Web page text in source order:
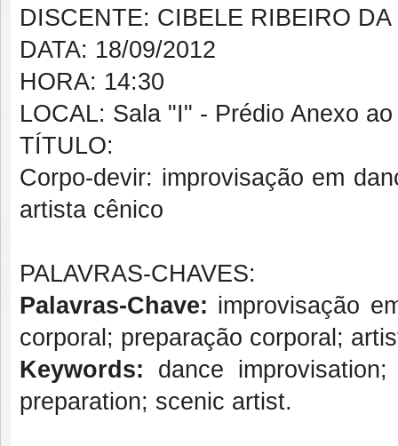
DISCENTE: CIBELE RIBEIRO DA
DATA: 18/09/2012
HORA: 14:30
LOCAL: Sala "I" - Prédio Anexo
TÍTULO:
Corpo-devir: improvisação em
artista cênico
PALAVRAS-CHAVES:
Palavras-Chave: improvisação
corporal; preparação corporal;
Keywords: dance
preparation; scenic artist.